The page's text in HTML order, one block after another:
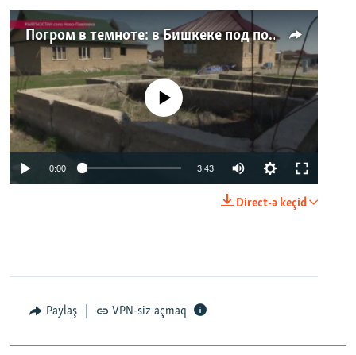
Погром в темноте: в Бишкеке под покровом ночи неизвестные на тракторе снесли три десятка частных домов
No media source currently available
0:00 3:43
Direct-ə keçid
Paylaş VPN-siz açmaq